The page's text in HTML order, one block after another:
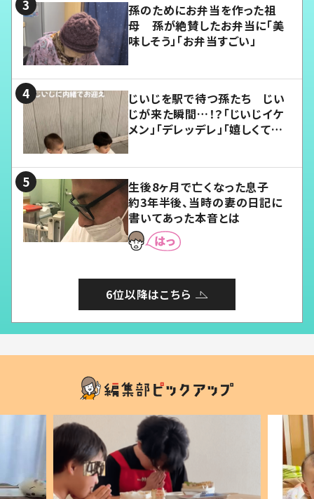
孫のためにお弁当を作った祖
母 孫が絶賛したお弁当に「美
味しそう」「お弁当すごい」
じいじを駅で待つ孫たち じい
じが来た瞬間…！？「じいじイケ
メン」「デレッデレ」「嬉しくて可
生後8ヶ月で亡くなった息子
約3年半後、当時の妻の日記に
書いてあった本音とは
6位以降はこちら